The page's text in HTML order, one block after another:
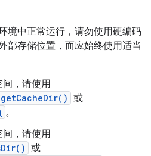
境中正常运行，请勿使用硬编码
部存储位置，而应始终使用适当
，请使用
getCacheDir() 或
。
，请使用
或